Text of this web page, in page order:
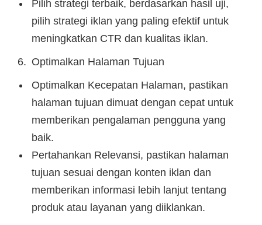
Pilih strategi terbaik, berdasarkan hasil uji,
pilih strategi iklan yang paling efektif untuk
meningkatkan CTR dan kualitas iklan.
Optimalkan Halaman Tujuan
Optimalkan Kecepatan Halaman, pastikan
halaman tujuan dimuat dengan cepat untuk
memberikan pengalaman pengguna yang
baik.
Pertahankan Relevansi, pastikan halaman
tujuan sesuai dengan konten iklan dan
memberikan informasi lebih lanjut tentang
produk atau layanan yang diiklankan.